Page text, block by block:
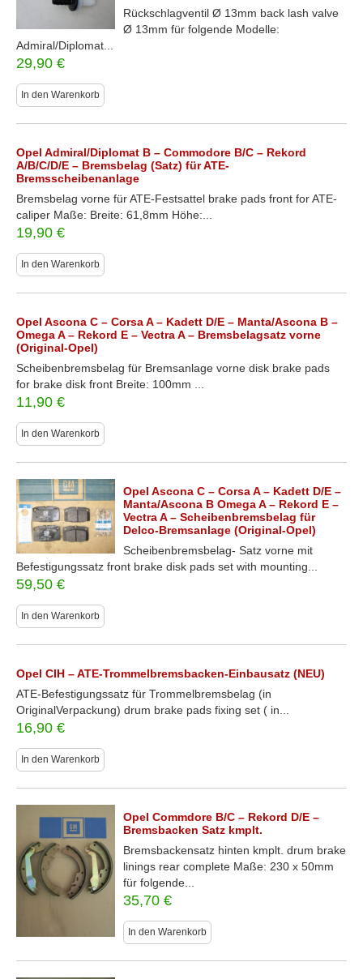
Rückschlagventil Ø 13mm back lash valve
Ø 13mm für folgende Modelle:
Admiral/Diplomat...
29,90 €
In den Warenkorb
Opel Admiral/Diplomat B – Commodore B/C – Rekord
A/B/C/D/E – Bremsbelag (Satz) für ATE-
Bremsscheibenanlage
Bremsbelag vorne für ATE-Festsattel brake pads front for ATE-
caliper Maße: Breite: 61,8mm Höhe:...
19,90 €
In den Warenkorb
Opel Ascona C – Corsa A – Kadett D/E – Manta/Ascona B –
Omega A – Rekord E – Vectra A – Bremsbelagsatz vorne
(Original-Opel)
Scheibenbremsbelag für Bremsanlage vorne disk brake pads
for brake disk front Breite: 100mm ...
11,90 €
In den Warenkorb
Opel Ascona C – Corsa A – Kadett D/E –
Manta/Ascona B Omega A – Rekord E –
Vectra A – Scheibenbremsbelag für
Delco-Bremsanlage (Original-Opel)
Scheibenbremsbelag- Satz vorne mit
Befestigungssatz front brake disk pads set with mounting...
59,50 €
In den Warenkorb
Opel CIH – ATE-Trommelbremsbacken-Einbausatz (NEU)
ATE-Befestigungssatz für Trommelbremsbelag (in
OriginalVerpackung) drum brake pads fixing set ( in...
16,90 €
In den Warenkorb
Opel Commdore B/C – Rekord D/E –
Bremsbacken Satz kmplt.
Bremsbackensatz hinten kmplt. drum brake
linings rear complete Maße: 230 x 50mm
für folgende...
35,70€
In den Warenkorb